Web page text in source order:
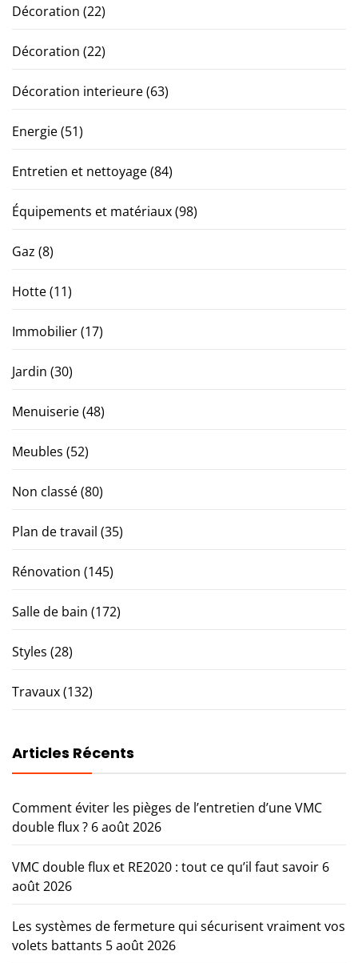
Décoration (22)
Décoration (22)
Décoration interieure(63)
Energie(51)
Entretien et nettoyage(84)
Équipements et matériaux(98)
Gaz (8)
Hotte(11)
Immobilier(17)
Jardin (30)
Menuiserie(48)
Meubles (52)
Non classé(80)
Plan de travail (35)
Rénovation (145)
Salle de bain (172)
Styles (28)
Travaux(132)
Articles Récents
Comment éviter les pièges de l’entretien d’une VMC
double flux ? 6 août 2026
VMC double flux et RE2020 : tout ce qu’il faut savoir 6
août 2026
Les systèmes de fermeture qui sécurisent vraiment vos
volets battants 5 août 2026